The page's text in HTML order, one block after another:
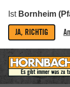
Ist Bornheim
JA, RICHTIG